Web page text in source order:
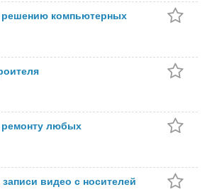
компьютерных
любых
видео с носителей